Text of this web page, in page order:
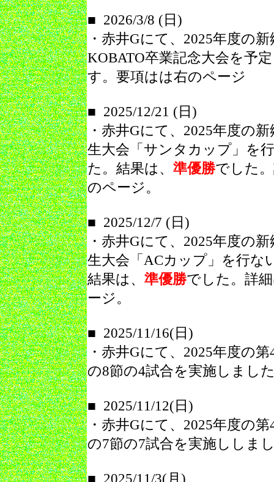
■ 2026/3/8 (日)
・赤井Gにて、2025年度の新
KOBATO卒業記念大会を予
す。要項はは右のページ
■ 2025/12/21 (日)
・赤井Gにて、2025年度の
生大会「サンタカップ」を
た。 結果は、 準優勝でした
のページ。
■ 2025/12/7 (日)
・赤井Gにて、2025年度の
生大会「ACカップ」を行な
結果は、 準優勝でした。詳
ージ。
■ 2025/11/16(日)
・赤井Gにて、2025年度の
の8節の4試合を実施しまし
■ 2025/11/12(日)
・赤井Gにて、2025年度の
の7節の7試合を実施ししま
■ 2025/11/3(月)